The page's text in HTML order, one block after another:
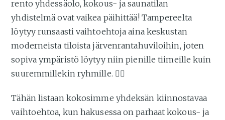
rento yhdessäolo, kokous- ja saunatilan
yhdistelmä ovat vaikea päihittää! Tampereelta
löytyy runsaasti vaihtoehtoja aina keskustan
moderneista tiloista järvenrantahuviloihin, joten
sopiva ympäristö löytyy niin pienille tiimeille kuin
suuremmillekin ryhmille. 🧖‍♂️
Tähän listaan kokosimme yhdeksän kiinnostavaa
vaihtoehtoa, kun hakusessa on parhaat kokous- ja